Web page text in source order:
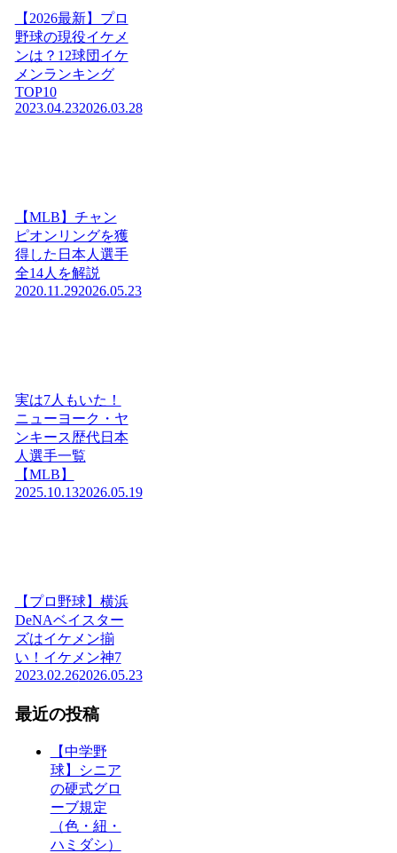
【2026最新】プロ
野球の現役イケメ
ンは？12球団イケ
メンランキング
TOP10
2023.04.232026.03.28
【MLB】チャン
ピオンリングを獲
得した日本人選手
全14人を解説
2020.11.292026.05.23
実は7人もいた！
ニューヨーク・ヤ
ンキース歴代日本
人選手一覧
【MLB】
2025.10.132026.05.19
【プロ野球】横浜
DeNAベイスター
ズはイケメン揃
い！イケメン神7
2023.02.262026.05.23
最近の投稿
【中学野
球】シニア
の硬式グロ
ーブ規定
（色・紐・
ハミダシ）